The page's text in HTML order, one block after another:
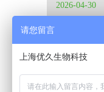
2026-04-30
五一劳动
优久养殖
2026-04-17
请您留言
上海优久生物科技